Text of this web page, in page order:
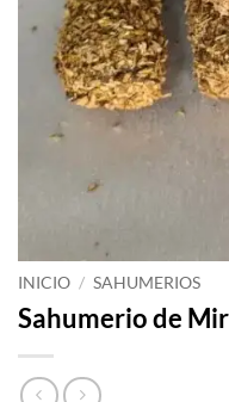
INICIO / SAHUMERIOS
Sahumerio de